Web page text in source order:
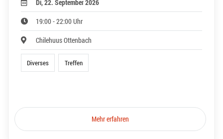
Di, 22. September 2026
19:00 - 22:00 Uhr
Chilehuus Ottenbach
Diverses Treffen
Mehr erfahren